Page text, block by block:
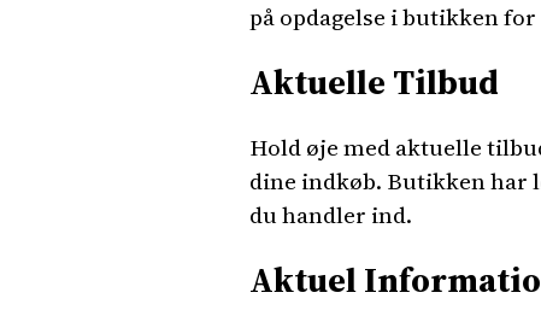
på opdagelse i butikken
Aktuelle Tilbud
Hold øje med aktuelle
dine indkøb. Butikken har
du handler ind.
Aktuel